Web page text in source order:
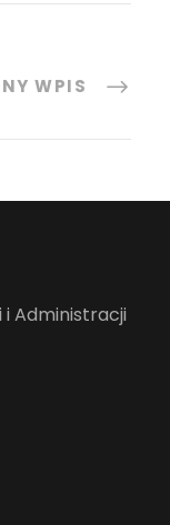
WPIS
i Administracji